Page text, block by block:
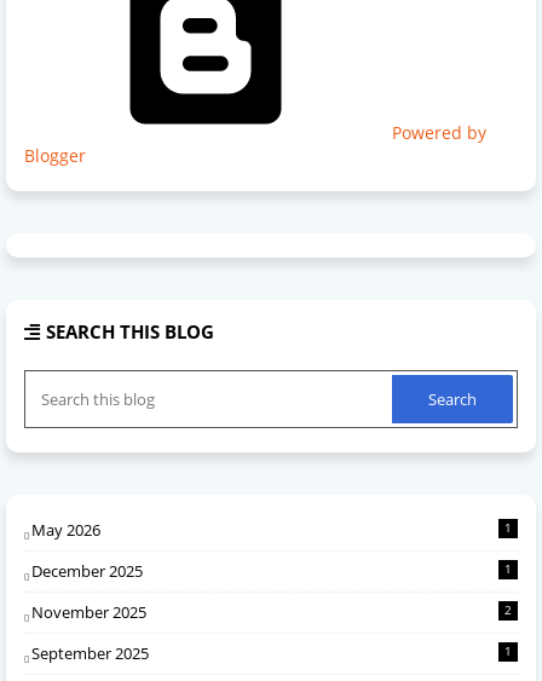
Powered by
Blogger
SEARCH THIS BLOG
May 2026 1
December 2025 1
November 2025 2
September 2025 1